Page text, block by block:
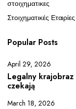
στοιχηματικες
Στοιχηματικές
Popular Posts
April 29, 2026
Legalny krajobraz
czekają
March 18, 2026